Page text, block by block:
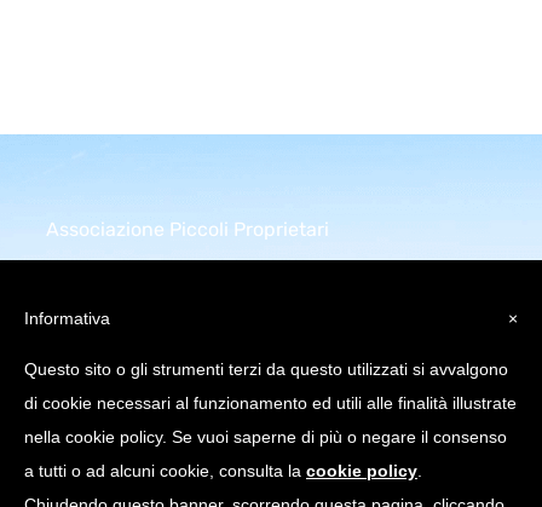
Associazione Piccoli Proprietari
20124 Milano (MI)
C.Fiscale: 97751640158
info@appice.it |
×
Informativa
Questo sito o gli strumenti terzi da questo utilizzati si avvalgono
di cookie necessari al funzionamento ed utili alle finalità illustrate
nella cookie policy. Se vuoi saperne di più o negare il consenso
a tutti o ad alcuni cookie, consulta la cookie policy